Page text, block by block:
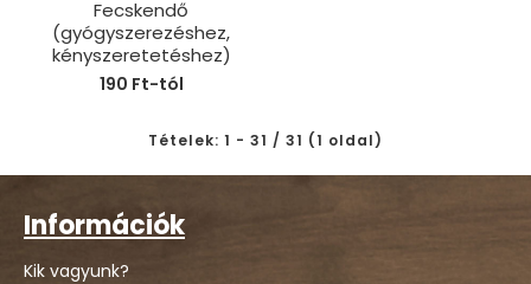
Fecskendő
(gyógyszerezéshez,
kényszeretetéshez)
190 Ft-tól
Tételek: 1 - 31 / 31 (1 oldal)
Információk
Kik vagyunk?